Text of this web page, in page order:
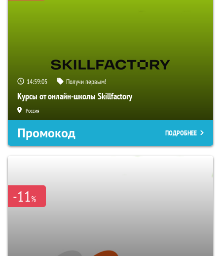
14:59:04 Получи первым!
Курсы от онлайн-школы Skillfactory
Россия
Промокод ПОДРОБНЕЕ
-11%